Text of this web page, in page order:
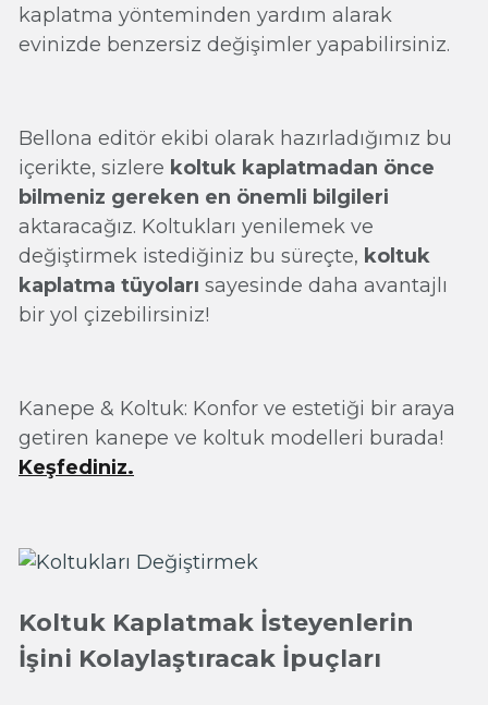
kaplatma yönteminden yardım alarak
evinizde benzersiz değişimler yapabilirsiniz.
Bellona editör ekibi olarak hazırladığımız bu
içerikte, sizlere koltuk kaplatmadan önce
bilmeniz gereken en önemli bilgileri
aktaracağız. Koltukları yenilemek ve
değiştirmek istediğiniz bu süreçte, koltuk
kaplatma tüyoları sayesinde daha avantajlı
bir yol çizebilirsiniz!
Kanepe & Koltuk: Konfor ve estetiği bir araya
getiren kanepe ve koltuk modelleri burada!
Keşfediniz.
Koltuk Kaplatmak İsteyenlerin
İşini Kolaylaştıracak İpuçları